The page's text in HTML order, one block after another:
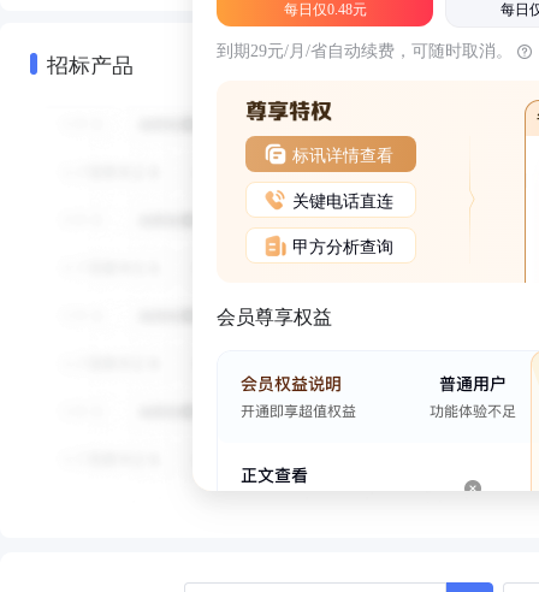
招标产品
每日仅0.48元 每日
到期29元/月/省自动续费，可随时取消。
标讯详情查看
关键电话直连
甲方分析查询
会员尊享权益